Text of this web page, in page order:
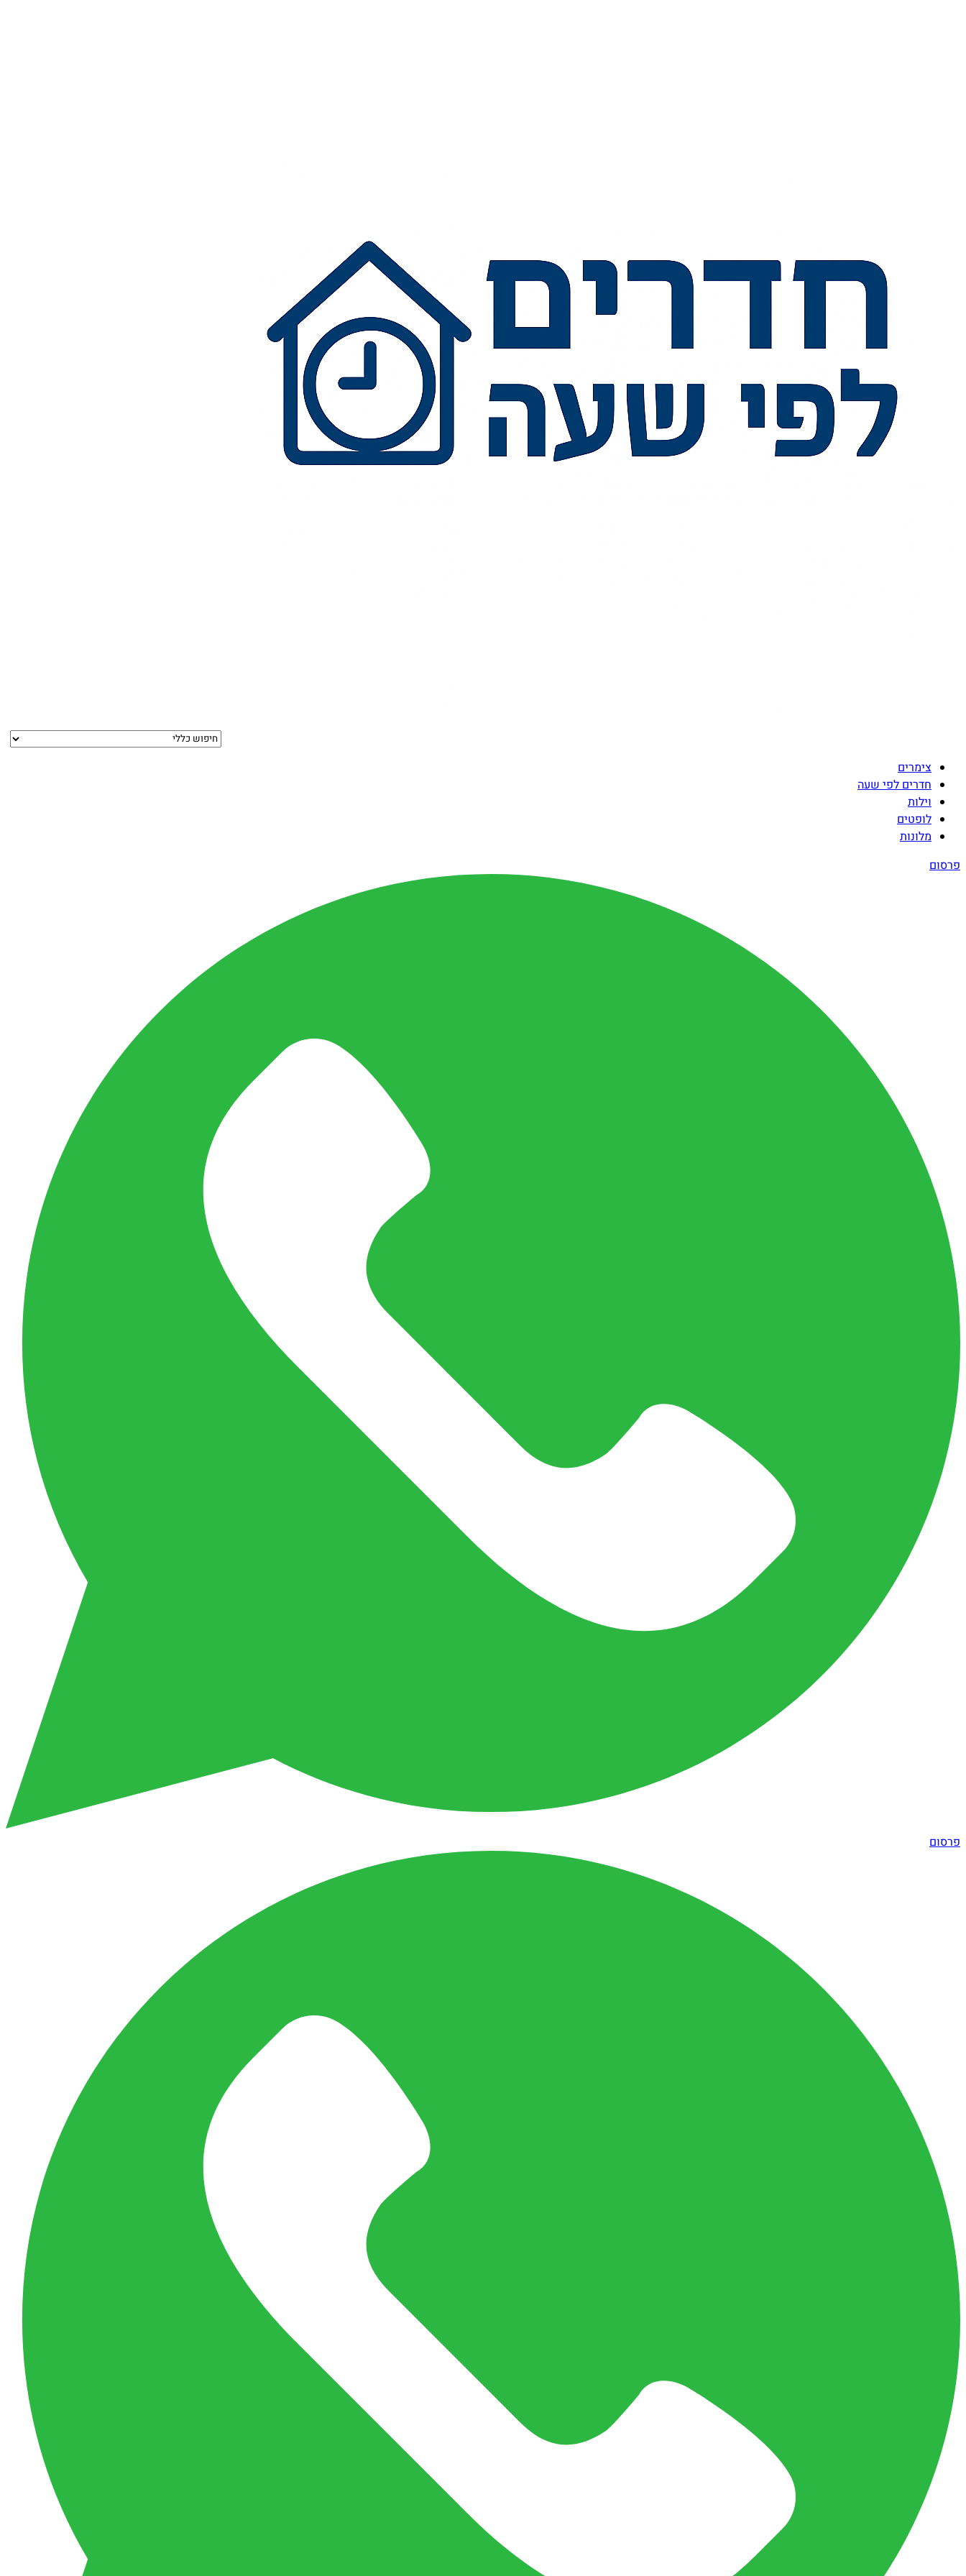
צימרים
חדרים לפי שעה
וילות
לופטים
מלונות
פרסום
פרסום